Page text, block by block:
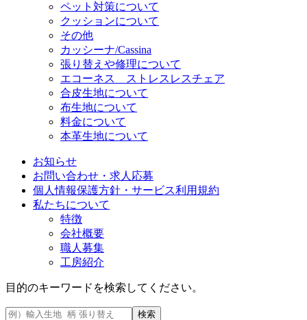
ペット対策について
クッションについて
その他
カッシーナ/Cassina
張り替えや修理について
エコーネス ストレスレスチェア
合皮生地について
布生地について
料金について
本革生地について
お知らせ
お問い合わせ・求人応募
個人情報保護方針・サービス利用規約
私たちについて
特徴
会社概要
職人募集
工房紹介
目的のキーワードを検索してください。
検索